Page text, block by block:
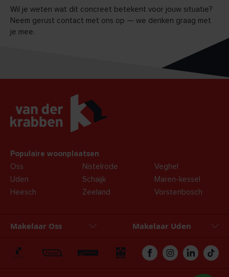
Wil je weten wat dit concreet betekent voor jouw situatie?
Neem gerust contact met ons op — we denken graag met
je mee.
Populaire woonplaatsen
Oss
Uden
Heesch
Nistelrode
Schaijk
Zeeland
Veghel
Maren-kessel
Vorstenbosch
Makelaar Oss Makelaar Uden